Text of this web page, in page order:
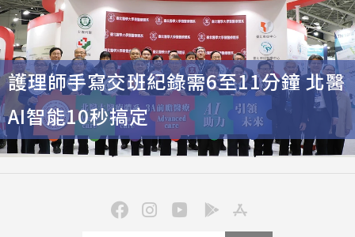
護理師手寫交班紀錄需6至11分鐘 北醫
AI智能10秒搞定